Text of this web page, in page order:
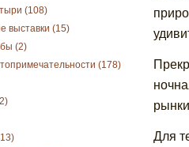
(108)
выставки (15)
(2)
(178)
Для